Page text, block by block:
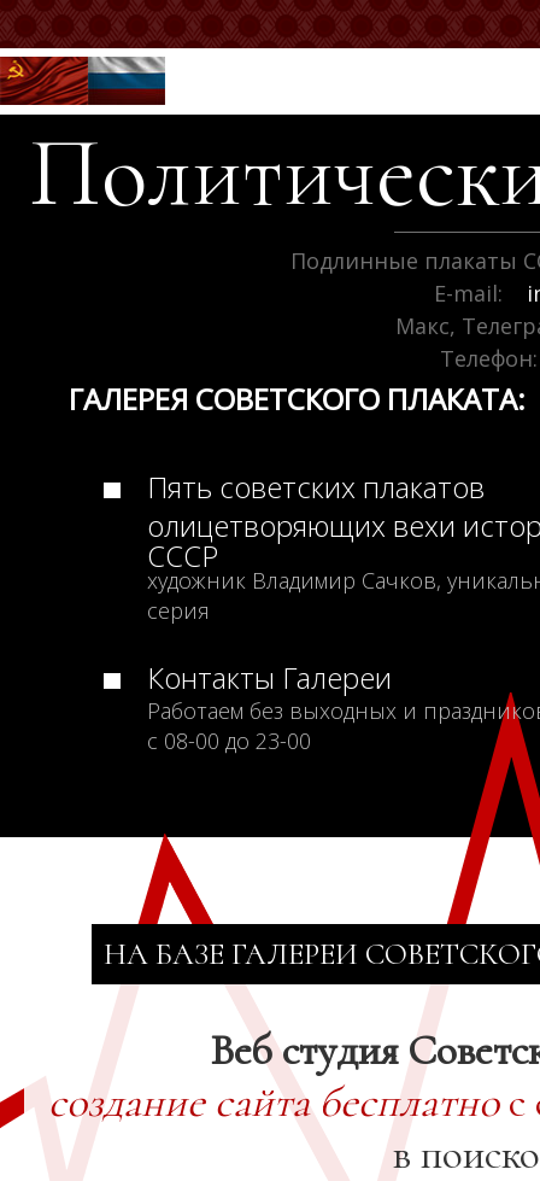
Подлинные плакаты
E-mail:
Макс,
Телефон:
ГАЛЕРЕЯ СОВЕТСКОГО ПЛАКАТА:
Пять советских плакатов
олицетворяющих вехи
СССР
художник Владимир Сачков,
серия
Контакты Галереи
Работаем без выходных и
с 08-00 до 23-00
НА БАЗЕ ГАЛЕРЕИ
Веб студия
создание сайта бесплатнос
в